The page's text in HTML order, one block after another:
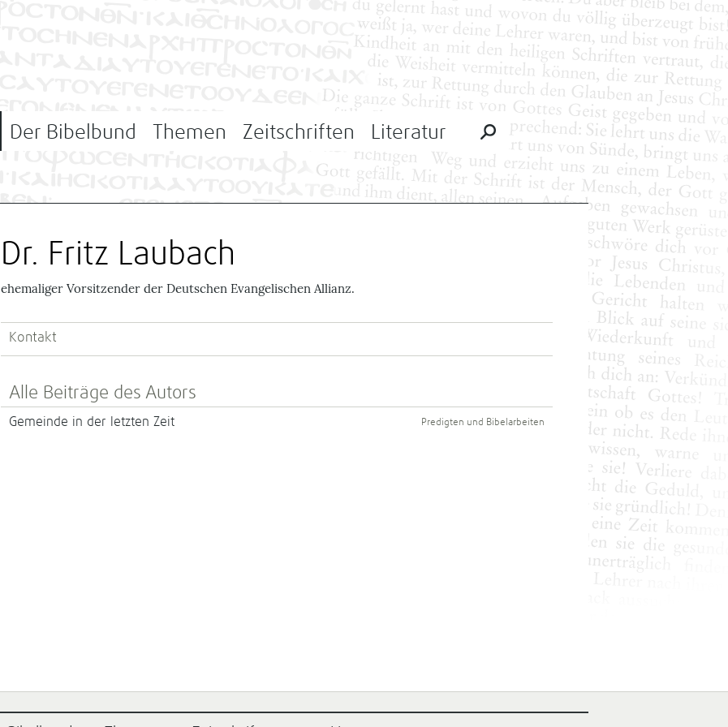
Der Bibelbund Themen Zeitschriften Literatur
Dr. Fritz Laubach
ehemaliger Vorsitzender der Deutschen Evangelischen Allianz.
Kontakt
Alle Beiträge des Autors
Gemeinde in der letzten Zeit Predigten und Bibelarbeiten